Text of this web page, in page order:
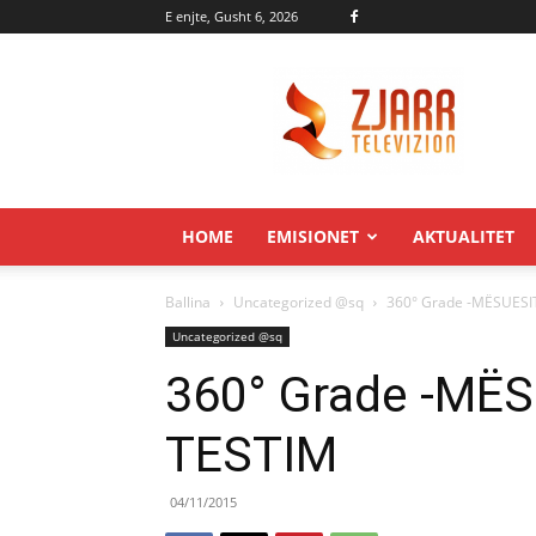
E enjte, Gusht 6, 2026
HOME EMISIONET AKTUALITET
Ballina Uncategorized @sq 360° Grade -
Uncategorized @sq
360° Grade -
TESTIM
04/11/2015